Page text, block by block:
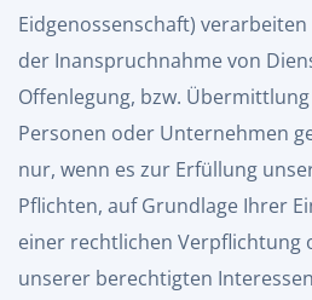
Eidgenossenschaft)
der Inanspruchnahme von
Offenlegung, bzw.
Personen oder Unternehmen
nur, wenn es zur Erfüllung
Pflichten, auf Grundlage Ihrer
einer rechtlichen Verpflichtung
unserer berechtigten